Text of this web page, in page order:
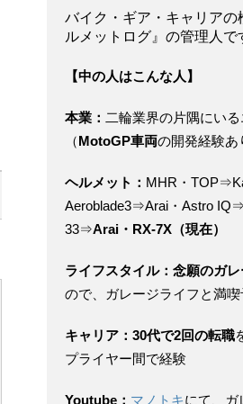
バイク・ギア・キャリアの
ルメットログ』の管理人で
【中の人はこんな人】
本業： 二輪業界の片隅にい
（MotoGP車両の開発経験あ
ヘルメット： MHR・
Aeroblade3⇒Arai・Astro
33⇒Arai・RX-7X（現在）
ライフスタイル：念願のガ
ので、ガレージライフと満喫
キャリア：30代で2回の転職
プライヤー間で経験
Youtube： マノトキにて、ガ